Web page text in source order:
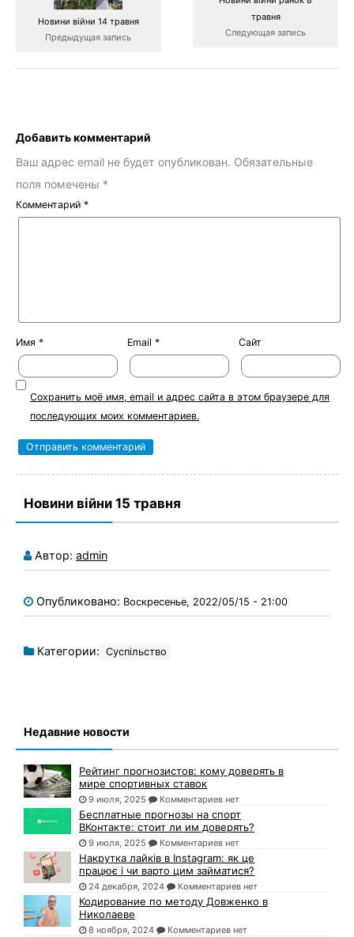
Новини війни 14 травня
Предыдущая запись
травня
Следующая запись
Добавить комментарий
Ваш адрес email не будет опубликован. Обязательные
поля помечены *
Комментарий *
Имя * Email * Сайт
Сохранить моё имя, email и адрес сайта в этом браузере для
последующих моих комментариев.
Новини війни 15 травня
Автор: admin
Опубликовано: Воскресенье, 2022/05/15 - 21:00
Категории: Суспільство
Недавние новости
Рейтинг прогнозистов: кому доверять в
мире спортивных ставок
9 июля, 2025 Комментариев нет
Бесплатные прогнозы на спорт
ВКонтакте: стоит ли им доверять?
9 июля, 2025 Комментариев нет
Накрутка лайків в Instagram: як це
працює і чи варто цим займатися?
24 декабря, 2024 Комментариев нет
Кодирование по методу Довженко в
Николаеве
8 ноября, 2024 Комментариев нет